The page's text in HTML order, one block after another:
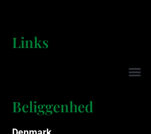
Links
Beliggenhed